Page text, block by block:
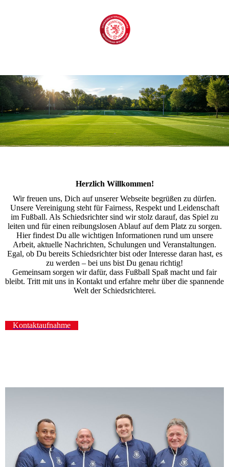
Herzlich Willkommen!
Wir freuen uns, Dich auf unserer Webseite begrüßen zu dürfen.
Unsere Vereinigung steht für Fairness, Respekt und Leidenschaft
im Fußball. Als Schiedsrichter sind wir stolz darauf, das Spiel zu
leiten und für einen reibungslosen Ablauf auf dem Platz zu sorgen.
Hier findest Du alle wichtigen Informationen rund um unsere
Arbeit, aktuelle Nachrichten, Schulungen und Veranstaltungen.
Egal, ob Du bereits Schiedsrichter bist oder Interesse daran hast, es
zu werden – bei uns bist Du genau richtig!
Gemeinsam sorgen wir dafür, dass Fußball Spaß macht und fair
bleibt. Tritt mit uns in Kontakt und erfahre mehr über die spannende
Welt der Schiedsrichterei.
Kontaktaufnahme